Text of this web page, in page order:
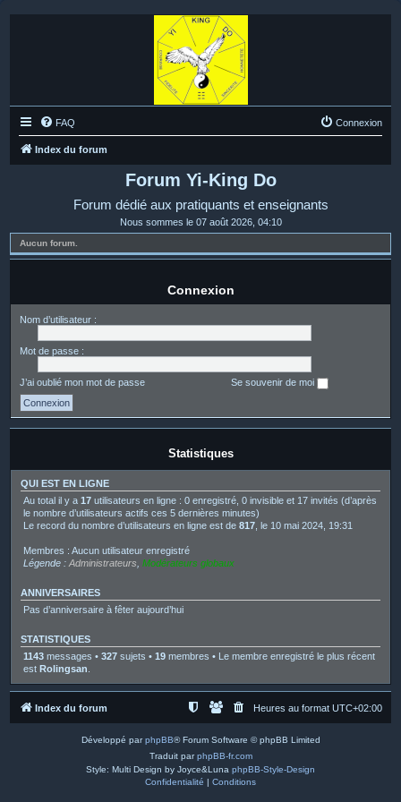
FAQ Connexion
Index du forum
Forum Yi-King Do
Forum dédié aux pratiquants et enseignants
Nous sommes le 07 août 2026, 04:10
Aucun forum.
Connexion
Nom d’utilisateur :
Mot de passe :
J’ai oublié mon mot de passe Se souvenir de moi
Statistiques
QUI EST EN LIGNE
Au total il y a 17 utilisateurs en ligne : 0 enregistré, 0 invisible et 17 invités (d’après
le nombre d’utilisateurs actifs ces 5 dernières minutes)
Le record du nombre d’utilisateurs en ligne est de 817 , le 10 mai 2024, 19:31
Membres : Aucun utilisateur enregistré
Légende : Administrateurs Modérateurs globaux
ANNIVERSAIRES
Pas d’anniversaire à fêter aujourd’hui
STATISTIQUES
1143 messages • 327 sujets • 19 membres • Le membre enregistré le plus récent
est Rolingsan
Index du forum Heures au format UTC+02:00
Développé parphpBB® Forum Software © phpBB Limited
Traduit parphpBB-fr.com
Style: Multi Design by Joyce&Luna phpBB-Style-Design
Confidentialité | Conditions